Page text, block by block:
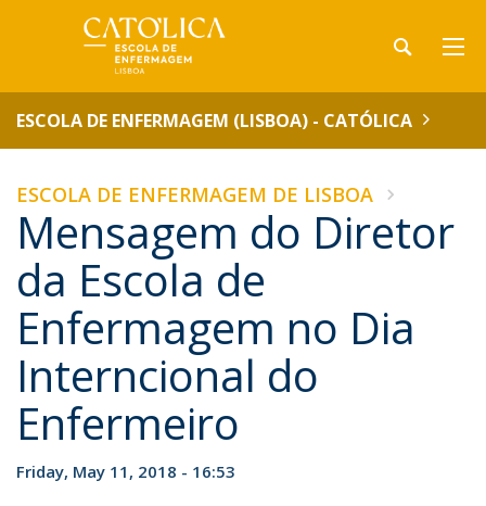
ESCOLA DE ENFERMAGEM (LISBOA) - CATÓLICA
ESCOLA DE ENFERMAGEM DE LISBOA
Mensagem do Diretor
da Escola de
Enfermagem no Dia
Interncional do
Enfermeiro
Friday, May 11, 2018 - 16:53